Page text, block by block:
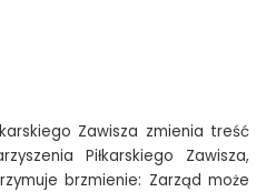
Zawisza zmienia treść
Piłkarskiego Zawisza,
brzmienie: Zarząd może